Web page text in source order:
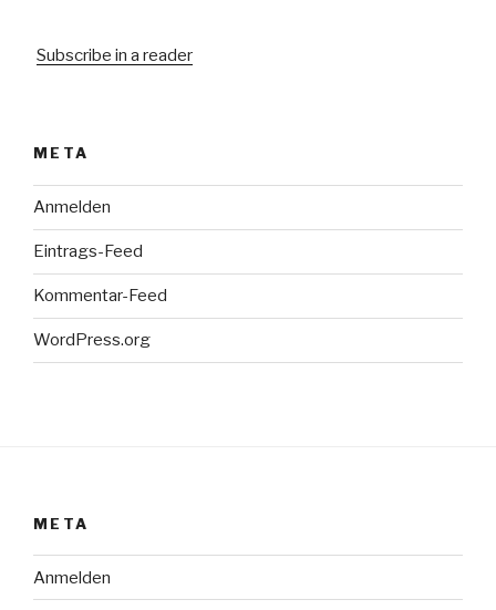
Subscribe in a reader
META
Anmelden
Eintrags-Feed
Kommentar-Feed
WordPress.org
META
Anmelden